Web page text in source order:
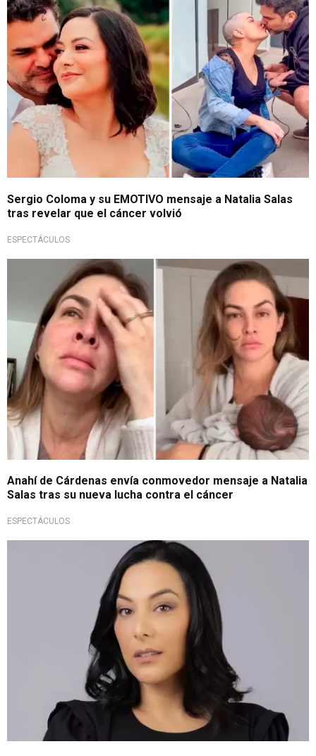
Sergio Coloma y su EMOTIVO mensaje a Natalia Salas
tras revelar que el cáncer volvió
ESPECTÁCULOS
Emotiva solidaridad
Anahí de Cárdenas envía conmovedor mensaje a Natalia
Salas tras su nueva lucha contra el cáncer
ESPECTÁCULOS